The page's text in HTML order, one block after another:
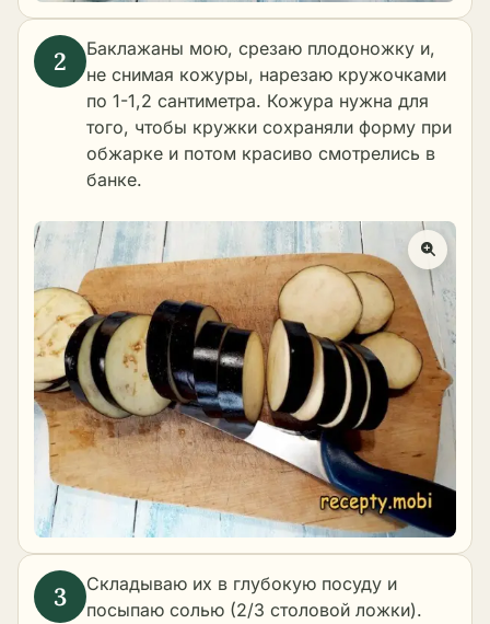
Баклажаны мою, срезаю плодоножку и,
не снимая кожуры, нарезаю кружочками
по 1-1,2 сантиметра. Кожура нужна для
того, чтобы кружки сохраняли форму при
обжарке и потом красиво смотрелись в
банке.
Складываю их в глубокую посуду и
посыпаю солью (2/3 столовой ложки).